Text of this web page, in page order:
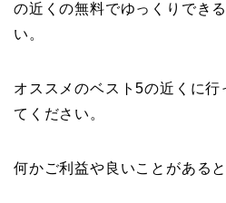
の近くの無料でゆっくりでき
い。
オススメのベスト5の近くに
てください。
何かご利益や良いことがあると